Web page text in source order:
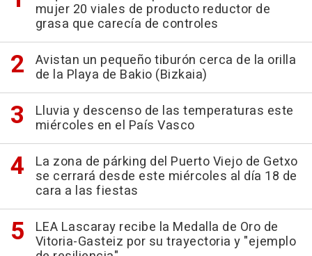
mujer 20 viales de producto reductor de
grasa que carecía de controles
Avistan un pequeño tiburón cerca de la orilla
de la Playa de Bakio (Bizkaia)
Lluvia y descenso de las temperaturas este
miércoles en el País Vasco
La zona de párking del Puerto Viejo de Getxo
se cerrará desde este miércoles al día 18 de
cara a las fiestas
LEA Lascaray recibe la Medalla de Oro de
Vitoria-Gasteiz por su trayectoria y "ejemplo